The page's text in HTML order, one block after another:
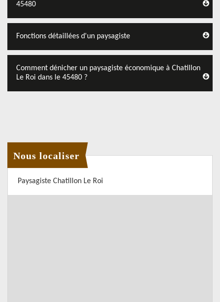
45480
Fonctions détaillées d'un paysagiste
Comment dénicher un paysagiste économique à Chatillon
Le Roi dans le 45480 ?
Nous localiser
Paysagiste Chatillon Le Roi